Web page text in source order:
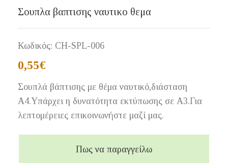
Σουπλα βαπτισης ναυτικο θεμα
Κωδικός: CH-SPL-006
0,55€
Σουπλά βάπτισης με θέμα ναυτικό,διάσταση
Α4.Υπάρχει η δυνατότητα εκτύπωσης σε Α3.Για
λεπτομέρειες επικοινωνήστε μαζί μας.
Πως να παραγγείλω